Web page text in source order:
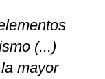
(...)
mayor